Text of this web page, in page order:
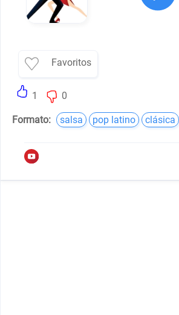
Favoritos
1 0
Formato: salsa pop latino clásica